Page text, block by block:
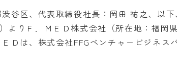
区、代表取締役社長：岡田 祐之、以
よりＦ．ＭＥＤ株式会社（所在地：福岡
は、株式会社FFGベンチャービジネス